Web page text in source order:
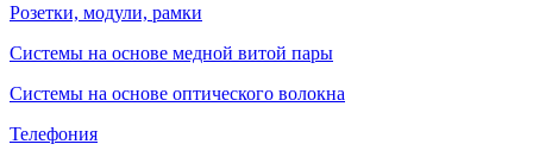
Розетки, модули, рамки
Системы на основе медной витой пары
Системы на основе оптического волокна
Телефония